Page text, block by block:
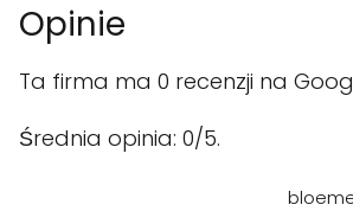
Opinie
Ta firma ma 0 recenzji na
Średnia opinia: 0/5.